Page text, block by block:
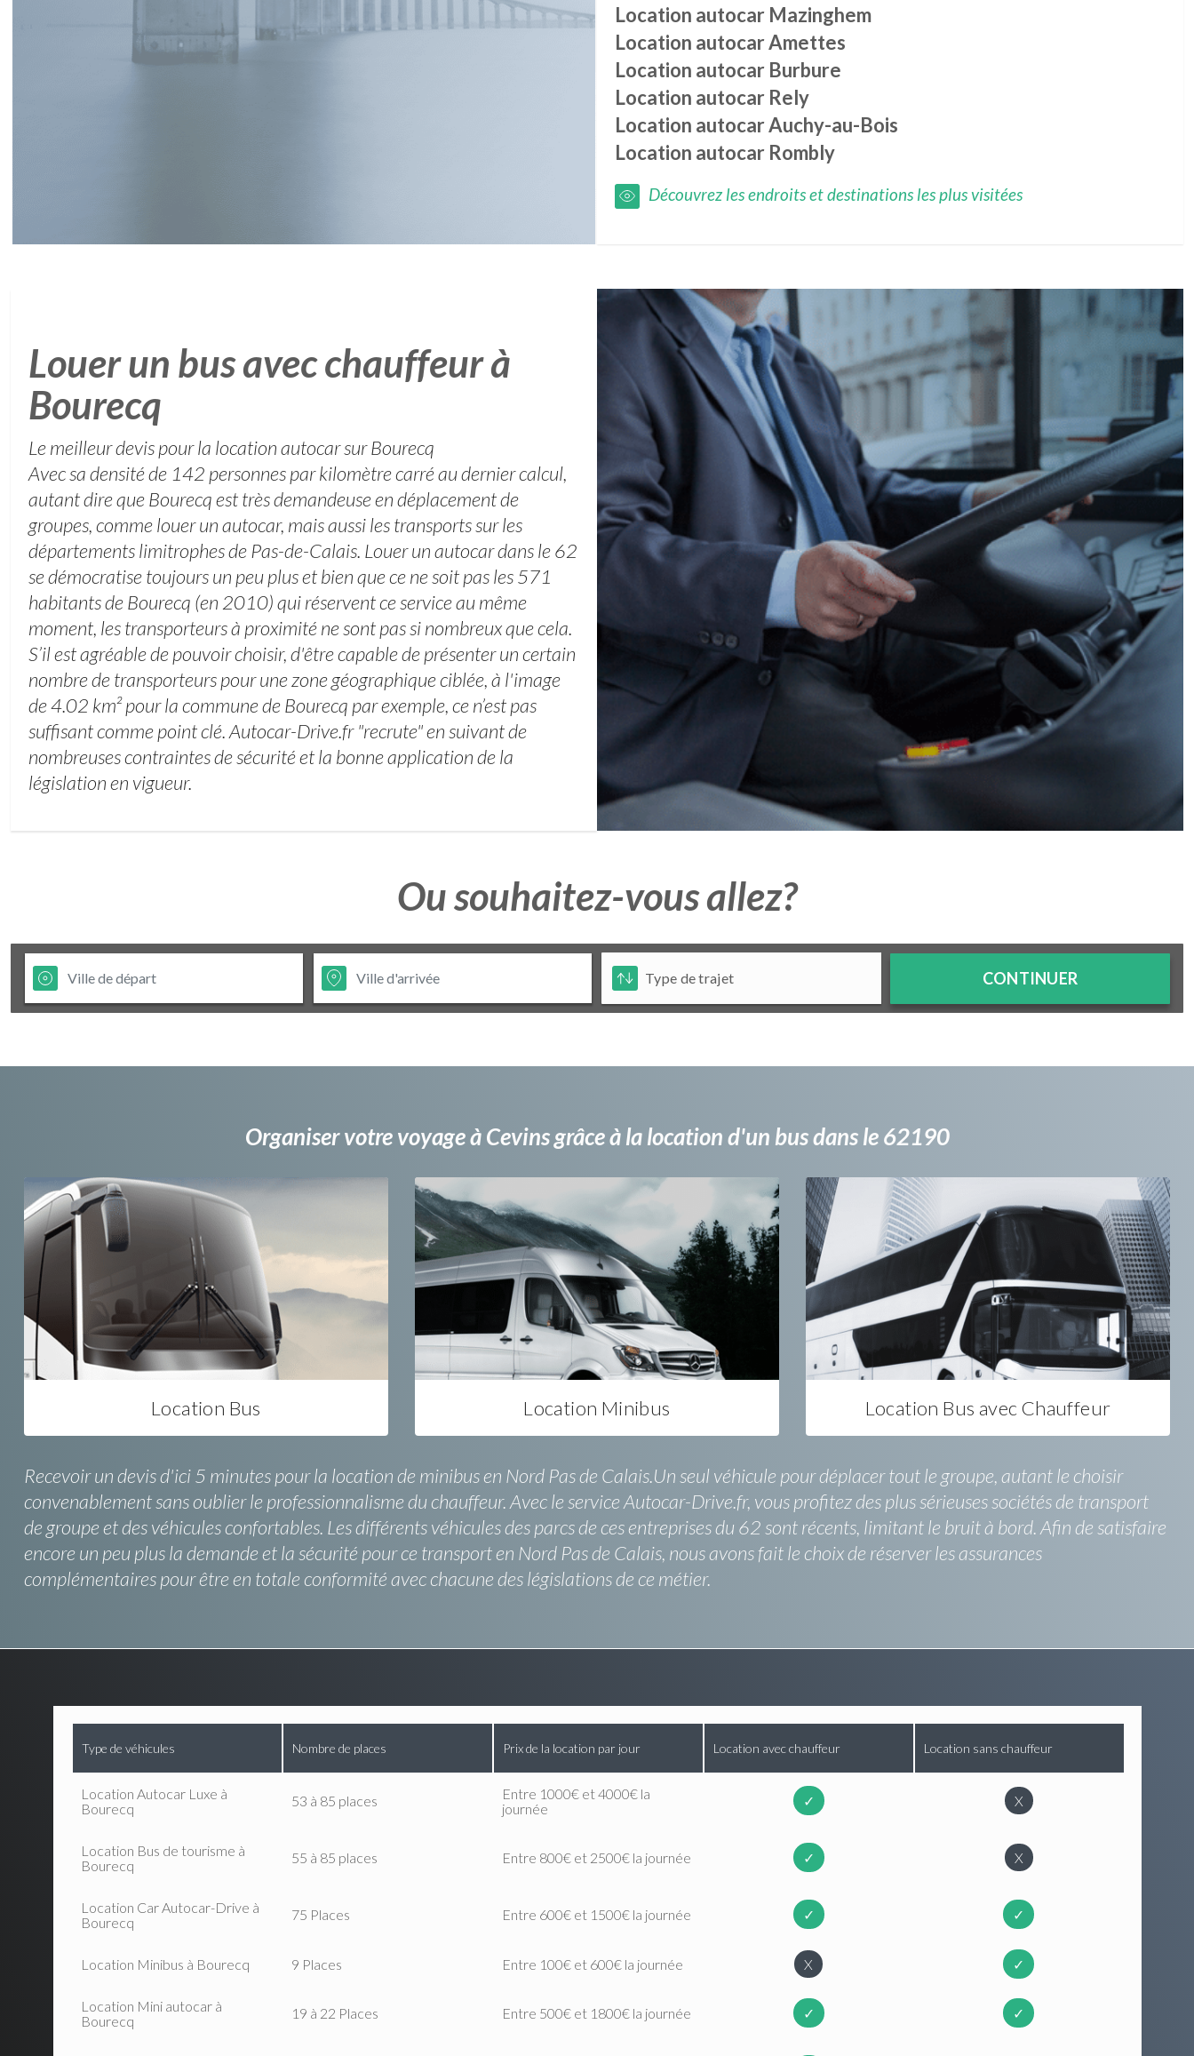
Location autocar Mazinghem
Location autocarAmettes
Location autocar Burbure
Location autocar Rely
Location autocarAuchy-au-Bois
Location autocar Rombly
Découvrez les endroits et destinations les plus visitées
Louer un bus avec chauffeur à
Bourecq
Le meilleur devis pour la location autocar sur Bourecq
Avec sa densité de 142 personnes par kilomètre carré au dernier calcul,
autant dire que Bourecq est très demandeuse en déplacement de
groupes, comme louer un autocar, mais aussi les transports sur les
départements limitrophes de Pas-de-Calais. Louer un autocar dans le 62
se démocratise toujours un peu plus et bien que ce ne soit pas les 571
habitants de Bourecq (en 2010) qui réservent ce service au même
moment, les transporteurs à proximité ne sont pas si nombreux que cela.
S’il est agréable de pouvoir choisir, d'être capable de présenter un certain
nombre de transporteurs pour une zone géographique ciblée, à l'image
de 4.02 km² pour la commune de Bourecq par exemple, ce n’est pas
suffisant comme point clé. Autocar-Drive.fr "recrute" en suivant de
nombreuses contraintes de sécurité et la bonne application de la
législation en vigueur.
Ou souhaitez-vous allez?
CONTINUER
Organiser votre voyage à Cevins grâce à la location d'un bus dans le 62190
Location Bus Location Minibus Location Bus avec Chauffeur
Recevoir un devis d'ici 5 minutes pour la location de minibus en Nord Pas de Calais.Un seul véhicule pour déplacer tout le groupe, autant le choisir
convenablement sans oublier le professionnalisme du chauffeur. Avec le service Autocar-Drive.fr, vous profitez des plus sérieuses sociétés de transport
de groupe et des véhicules confortables. Les différents véhicules des parcs de ces entreprises du 62 sont récents, limitant le bruit à bord. Afin de satisfaire
encore un peu plus la demande et la sécurité pour ce transport en Nord Pas de Calais, nous avons fait le choix de réserver les assurances
complémentaires pour être en totale conformité avec chacune des législations de ce métier.
Type de véhicules Nombre de places Prix de la location par jour Location avec chauffeur Location sans chauffeur
Location Autocar Luxe à
Bourecq
53 à 85 places
Entre 1000€ et 4000€ la
journée
✓ X
Location Bus de tourisme à
Bourecq
55 à 85 places Entre 800€ et 2500€ la journée ✓ X
Location Car Autocar-Drive à
Bourecq
75 Places Entre 600€ et 1500€ la journée ✓ ✓
Location Minibus à Bourecq 9 Places Entre 100€ et 600€ la journée X ✓
Location Mini autocar à
Bourecq
19 à 22 Places Entre 500€ et 1800€ la journée ✓ ✓